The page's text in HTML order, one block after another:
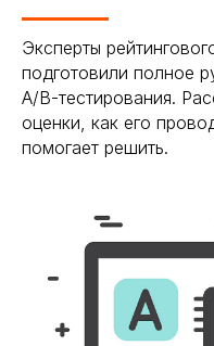
Эксперты
подготовили полное
A/B-тестирования.
оценки, как его
помогает решить.